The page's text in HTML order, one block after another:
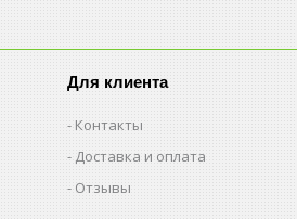
Для клиента
Контакты
Доставка и оплата
Отзывы